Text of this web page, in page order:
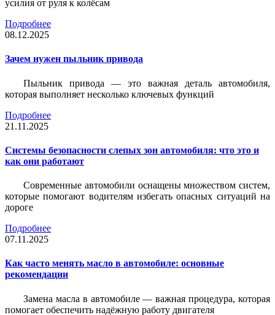
усилия от руля к колёсам
Подробнее
08.12.2025
Зачем нужен пыльник привода
Пыльник привода — это важная деталь автомобиля,
которая выполняет несколько ключевых функций
Подробнее
21.11.2025
Системы безопасности слепых зон автомобиля: что это и
как они работают
Современные автомобили оснащены множеством систем,
которые помогают водителям избегать опасных ситуаций на
дороге
Подробнее
07.11.2025
Как часто менять масло в автомобиле: основные
рекомендации
Замена масла в автомобиле — важная процедура, которая
помогает обеспечить надёжную работу двигателя